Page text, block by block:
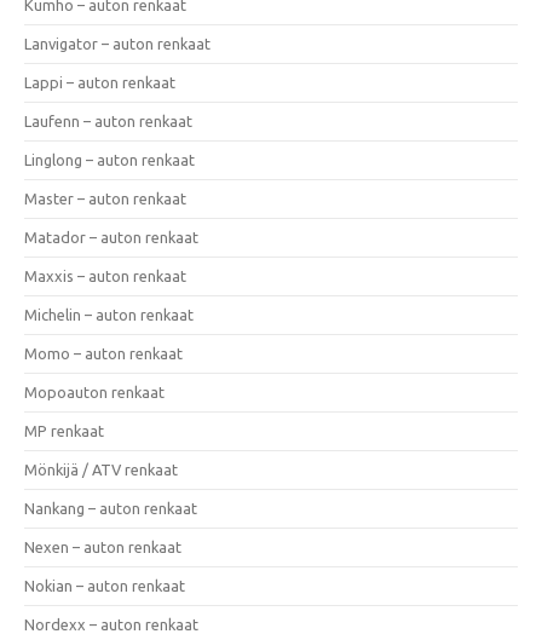
Kumho – auton renkaat
Lanvigator – auton renkaat
Lappi – auton renkaat
Laufenn – auton renkaat
Linglong – auton renkaat
Master – auton renkaat
Matador – auton renkaat
Maxxis – auton renkaat
Michelin – auton renkaat
Momo – auton renkaat
Mopoauton renkaat
MP renkaat
Mönkijä / ATV renkaat
Nankang – auton renkaat
Nexen – auton renkaat
Nokian – auton renkaat
Nordexx – auton renkaat